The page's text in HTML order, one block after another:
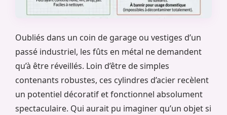
Oubliés dans un coin de garage ou vestiges d’un
passé industriel, les fûts en métal ne demandent
qu’à être réveillés. Loin d’être de simples
contenants robustes, ces cylindres d’acier recèlent
un potentiel décoratif et fonctionnel absolument
spectaculaire. Qui aurait pu imaginer qu’un objet si